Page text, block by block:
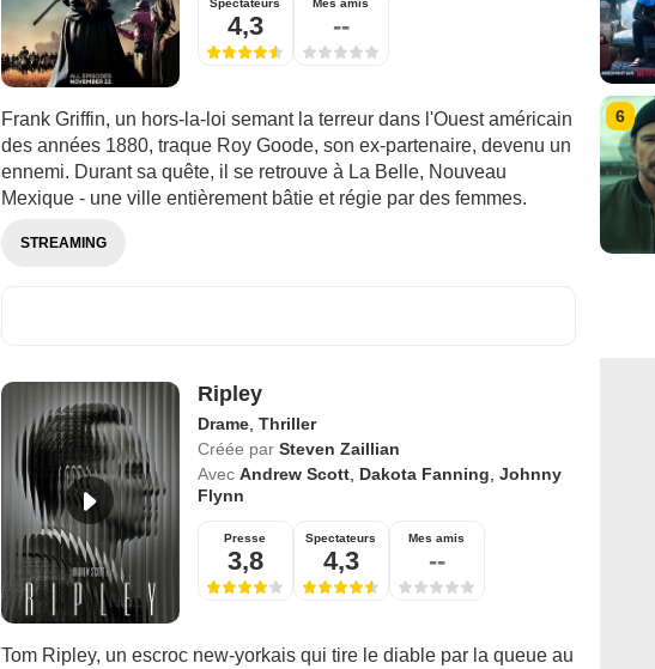
Spectateurs
4,3
Mes amis
--
Frank Griffin, un hors-la-loi semant la terreur dans l'Ouest américain
des années 1880, traque Roy Goode, son ex-partenaire, devenu un
ennemi. Durant sa quête, il se retrouve à La Belle, Nouveau
Mexique - une ville entièrement bâtie et régie par des femmes.
STREAMING
Ripley
Drame, Thriller
Créée par Steven Zaillian
Avec Andrew Scott, Dakota Fanning, Johnny
Flynn
Presse
3,8
Spectateurs
4,3
Mes amis
--
Tom Ripley, un escroc new-yorkais qui tire le diable par la queue au
6